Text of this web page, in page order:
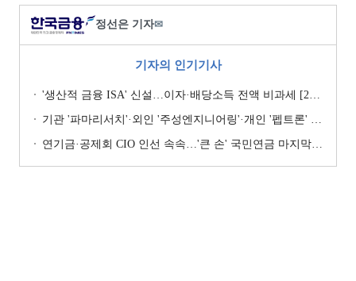
정선은 기자✉
기자의 인기기사
'생산적 금융 ISA' 신설…이자·배당소득 전액 비과세 [2026 세제개편안]
기관 '파마리서치'·외인 '주성엔지니어링'·개인 '펩트론' 1위 [주간 코스닥 순매수- 2026년 7월27일~7월31일]
연기금·공제회 CIO 인선 속속…'큰 손' 국민연금 마지막 타자